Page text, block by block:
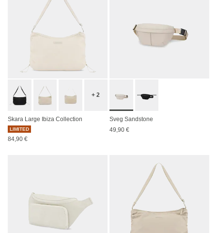
+ 2
Skara Large Ibiza Collection
LIMITED
84,90 €
Sveg Sandstone
49,90 €